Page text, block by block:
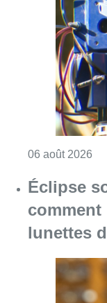
06 août 2026
Éclipse
comment
lunettes